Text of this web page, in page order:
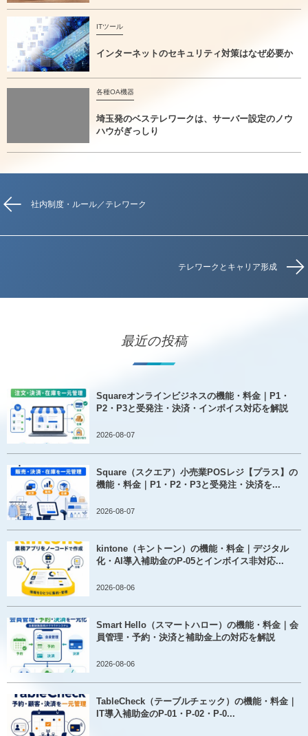
ITツール
インターネットのセキュリティ対策はなぜ必要か
各種OA機器
埼玉発のベステレワークは、サーバー設定のノウ
ハウがぎっしり
社内制度・ルール／テレワーク
テレワークとキャリア形成
最近の投稿
Squareオンラインビジネスの機能・料金｜P1・
P2・P3と受発注・決済・インボイス対応を解説
2026-08-07
Square（スクエア）小売業POSレジ【プラス】の
機能・料金｜P1・P2・P3と受発注・決済を...
2026-08-07
kintone（キントーン）の機能・料金｜デジタル
化・AI導入補助金のP-05とインボイス非対応...
2026-08-06
Smart Hello（スマートハロー）の機能・料金｜会
員管理・予約・決済と補助金上の対応を解説
2026-08-06
TableCheck（テーブルチェック）の機能・料金｜
IT導入補助金のP-01・P-02・P-0...